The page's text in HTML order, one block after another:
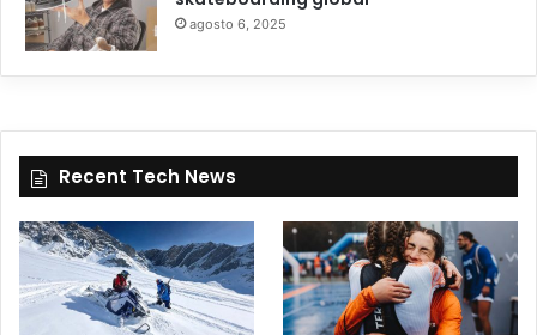
agosto 6, 2025
Recent Tech News